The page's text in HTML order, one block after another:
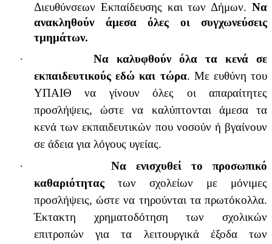
Διευθύνσεων Εκπαίδευσης και των Δήμων. Να
ανακληθούν άμεσα όλες οι συγχωνεύσεις
τμημάτων.
·
Να καλυφθούν όλα τα κενά σε
εκπαιδευτικούς εδώ και τώρα. Με ευθύνη του
ΥΠΑΙΘ να γίνουν όλες οι απαραίτητες
προσλήψεις, ώστε να καλύπτονται άμεσα τα
κενά των εκπαιδευτικών που νοσούν ή βγαίνουν
σε άδεια για λόγους υγείας.
·
Να ενισχυθεί το προσωπικό
καθαριότητας των σχολείων με μόνιμες
προσλήψεις, ώστε να τηρούνται τα πρωτόκολλα.
Έκτακτη χρηματοδότηση των σχολικών
επιτροπών για τα λειτουργικά έξοδα των